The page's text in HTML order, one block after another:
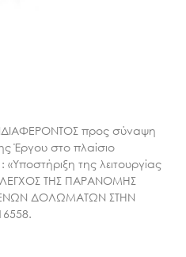
προς σύναψη
Έργου στο πλαίσιο
της λειτουργίας
ΤΗΣ ΠΑΡΑΝΟΜΗΣ
ΔΟΛΩΜΑΤΩΝ ΣΤΗΝ